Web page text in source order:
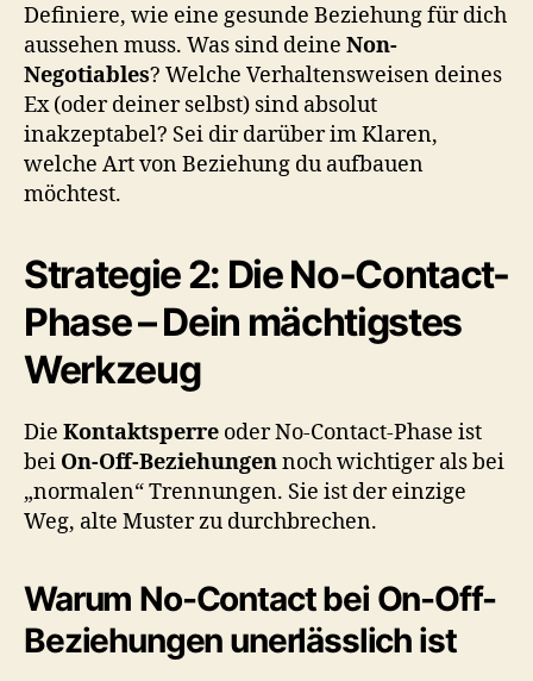
Definiere, wie eine gesunde Beziehung für dich
aussehen muss. Was sind deine Non-
Negotiables? Welche Verhaltensweisen deines
Ex (oder deiner selbst) sind absolut
inakzeptabel? Sei dir darüber im Klaren,
welche Art von Beziehung du aufbauen
möchtest.
Strategie 2: Die No-Contact-
Phase – Dein mächtigstes
Werkzeug
Die Kontaktsperre oder No-Contact-Phase ist
bei On-Off-Beziehungennoch wichtiger als bei
„normalen“ Trennungen. Sie ist der einzige
Weg, alte Muster zu durchbrechen.
Warum No-Contact bei On-Off-
Beziehungen unerlässlich ist